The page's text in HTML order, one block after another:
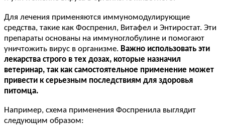
Для лечения применяются иммуномодулирующие
средства, такие как Фоспренил, Витафел и Энтиростат. Эти
препараты основаны на иммуноглобулине и помогают
уничтожить вирус в организме. Важно использовать эти
лекарства строго в тех дозах, которые назначил
ветеринар, так как самостоятельное применение может
привести к серьезным последствиям для здоровья
питомца.
Например, схема применения Фоспренила выглядит
следующим образом: